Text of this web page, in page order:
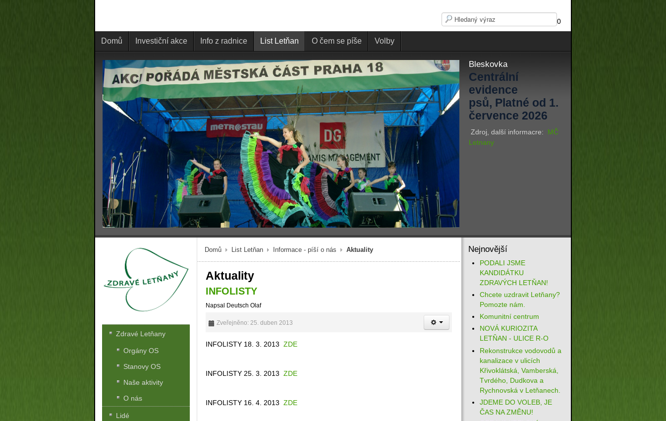
0
Domů Investiční akce Info z radnice List Letňan O čem se píše Volby
Bleskovka
Centrální
evidence
psů, Platné od 1.
července 2026
Zdroj, další informacre: MČ
Letnany
Domů List Letňan Informace - píší o nás Aktuality
Aktuality
INFOLISTY
Napsal Deutsch Olaf
Zveřejněno: 25. duben 2013
INFOLISTY 18. 3. 2013ZDE
INFOLISTY 25. 3. 2013ZDE
INFOLISTY 16. 4. 2013ZDE
Zdravé Letňany
Orgány OS
Stanovy OS
Naše aktivity
O nás
Lidé
Nejnovější
PODALI JSME
KANDIDÁTKU
ZDRAVÝCH LETŇAN!
Chcete uzdravit Letňany?
Pomozte nám.
Komunitní centrum
NOVÁ KURIOZITA
LETŇAN - ULICE R-O
Rekonstrukce vodovodů a
kanalizace v ulicích
Křivoklátská, Vamberská,
Tvrdého, Dudkova a
Rychnovská v Letňanech.
JDEME DO VOLEB, JE
ČAS NA ZMĚNU!